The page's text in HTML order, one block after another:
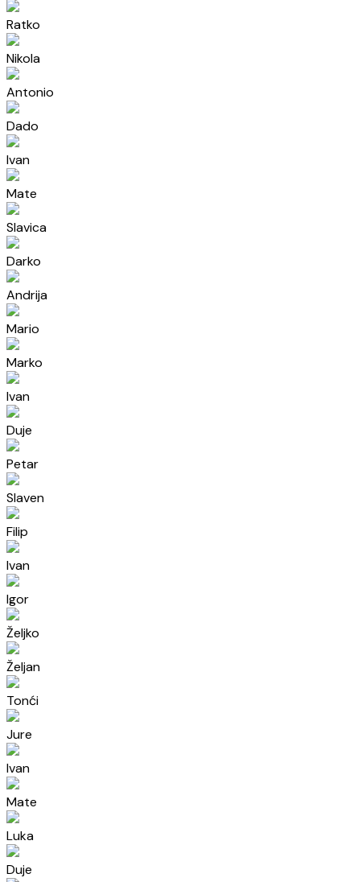
Ratko
Nikola
Antonio
Dado
Ivan
Mate
Slavica
Darko
Andrija
Mario
Marko
Ivan
Duje
Petar
Slaven
Filip
Ivan
Igor
Željko
Željan
Tonći
Jure
Ivan
Mate
Luka
Duje